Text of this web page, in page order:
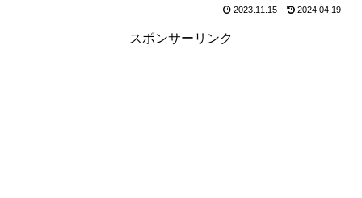
2023.11.15 2024.04.19
スポンサーリンク